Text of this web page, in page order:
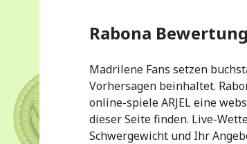
Rabona Bewertung
Madrilene Fans setzen
Vorhersagen beinhaltet.
online-spiele ARJEL eine
dieser Seite finden. Live-
Schwergewicht und Ihr